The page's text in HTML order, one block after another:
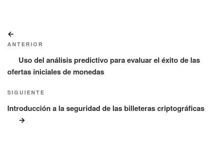
de
entradas
anterior:
ANTERIOR
Uso del análisis predictivo para evaluar el éxito de las
ofertas iniciales de monedas
Siguiente
entrada
SIGUIENTE
Introducción a la seguridad de las billeteras criptográficas